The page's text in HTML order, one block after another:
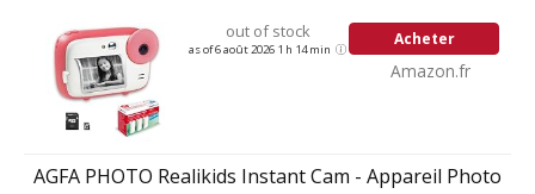
out of stock
as of 6 août 2026 1 h 14 min
Acheter
Amazon.fr
AGFA PHOTO Realikids Instant Cam - Appareil Photo